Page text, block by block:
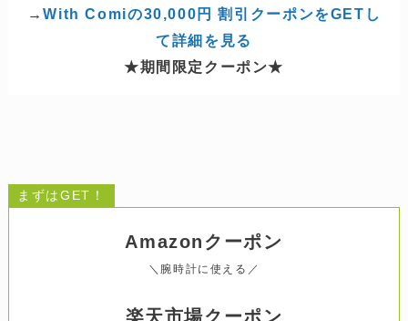
→With Comiの30,000円 割引クーポンをGETし
て詳細を見る
★期間限定クーポン★
まずはGET！
Amazonクーポン
＼腕時計に使える／
楽天市場クーポン